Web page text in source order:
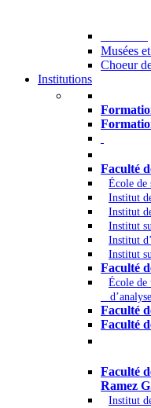
Musées
Choeur
Institutions
Faculté
École de
Institut
Institut
Institut
Institut
Institut
Faculté
École de
Faculté
Faculté
Faculté
Ramez
Institut